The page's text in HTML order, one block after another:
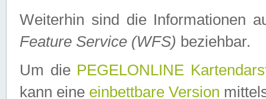
Weiterhin sind die Informationen
Feature Service (WFS) beziehbar.
Um die PEGELONLINE
kann eine einbettbare Version